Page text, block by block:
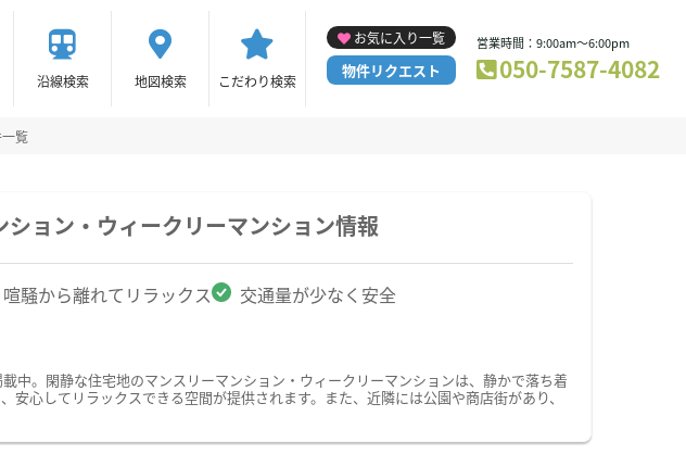
沿線検索 地図検索 こだわり検索
お気に入り一覧
物件リクエスト
営業時間：9:00am～6:00pm
050-7587-4082
覧
ョン・ウィークリーマンション情報
喧騒から離れてリラックス
交通量が少なく安全
中。閑静な住宅地のマンスリーマンション・ウィークリーマンションは、静かで落ち着
心してリラックスできる空間が提供されます。また、近隣には公園や商店街があり、